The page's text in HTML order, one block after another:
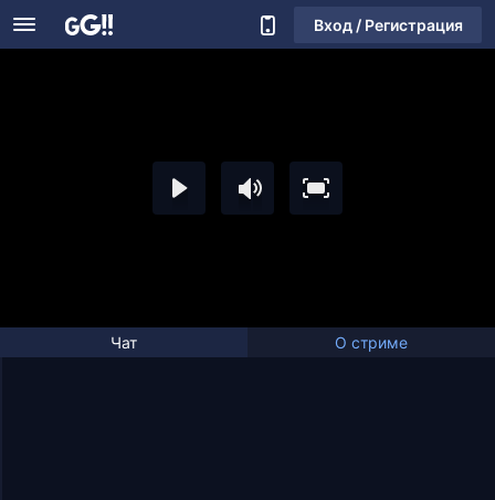
Вход / Регистрация
Чат О стриме